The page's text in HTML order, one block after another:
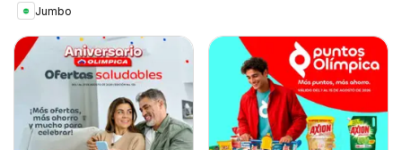
Jumbo